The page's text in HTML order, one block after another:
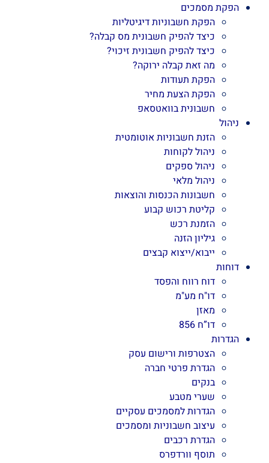
הפקת מסמכים
הפקת חשבוניות דיגיטליות
כיצד להפיק חשבונית מס קבלה?
כיצד להפיק חשבונית זיכוי?
מה זאת קבלה ירוקה?
הפקת תעודות
הפקת הצעת מחיר
חשבונית בוואטסאפ
ניהול
הזנת חשבוניות אוטומטית
ניהול לקוחות
ניהול ספקים
ניהול מלאי
חשבונות הכנסות והוצאות
קליטת רכוש קבוע
הזמנת רכש
גיליון הזנה
ייבוא/ייצוא קבצים
דוחות
דוח רווח והפסד
דו"ח מע"מ
מאזן
דו”ח 856
הגדרות
הצטרפות ורישום עסק
הגדרת פרטי חברה
בנקים
שערי מטבע
הגדרות למסמכים עסקיים
עיצוב חשבוניות ומסמכים
הגדרת רכבים
תוסף וורדפרס